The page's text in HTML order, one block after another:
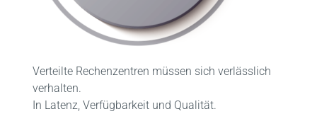
Kontakt
Verteilte Rechenzentren müssen sich verlässlich
verhalten.
In Latenz, Verfügbarkeit und Qualität.